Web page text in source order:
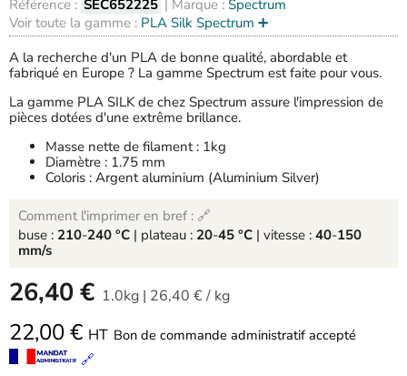
Référence : SEC652225 | Marque : Spectrum
Voir toute la gamme : PLA Silk Spectrum ➕
A la recherche d'un PLA de bonne qualité, abordable et
fabriqué en Europe ? La gamme Spectrum est faite pour vous.
La gamme PLA SILK de chez Spectrum assure l'impression de
pièces dotées d'une extrême brillance.
Masse nette de filament : 1kg
Diamètre : 1.75 mm
Coloris : Argent aluminium (Aluminium Silver)
Comment l'imprimer en bref : 🔗
buse : 210-240 °C | plateau : 20-45 °C | vitesse : 40-150
mm/s
-
26,40 € 1.0kg| 26,40 €/ kg
22,00 € HT Bon de commande administratif accepté
🔗